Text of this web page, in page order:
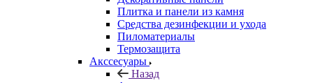
Плитка и панели из камня
Средства дезинфекции и ухода
Пиломатериалы
Термозащита
Аксcесуары
Назад